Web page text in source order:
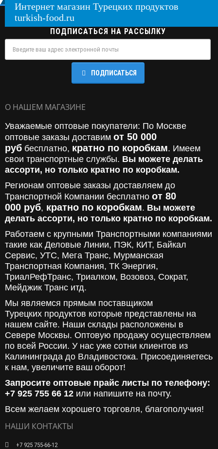
Интернет магазин Турецких продуктов
turkish-food.ru
ПОДПИСАТЬСЯ НА РАССЫЛКУ
ПОДПИСАТЬСЯ
О НАШЕМ МАГАЗИНЕ
Уважаемые оптовые покупатели: По Москве
оптовые заказы доставим от 50 000
руб бесплатно, кратно по коробкам. Имеем
свои транспортные службы. Вы можете делать
ассорти, но только кратно по коробкам.
Регионам оптовые заказы доставляем до
Транспортной Компании бесплатно от 80
000 руб, кратно по коробкам. Вы можете
делать ассорти, но только кратно по коробкам.
Работаем с крупными Транспортными компаниями
такие как Деловые Линии, ПЭК, КИТ, Байкал
Сервис, УТС, Мега Транс, Мурманская
Транспортная Компания, ТК Энергия,
ТриалРефТранс, Триалком, Возовоз, Сократ,
Мейджик Транс итд.
Мы являемся прямым поставщиком
Турецких продуктов которые представлены на
нашем сайте. Наши склады расположены в
Севере Москвы. Оптовую продажу осуществляем
по всей России. У нас уже сотни клиентов из
Калининграда до Владивостока. Присоединяетесь
к нам, увеличите ваш оборот!
Запросите оптовые прайс листы по телефону:
+7 925 755 66 12 или напишите на почту.
Всем желаем хорошего торговля, благополучия!
НАШИ КОНТАКТЫ
+7 925 755-66-12